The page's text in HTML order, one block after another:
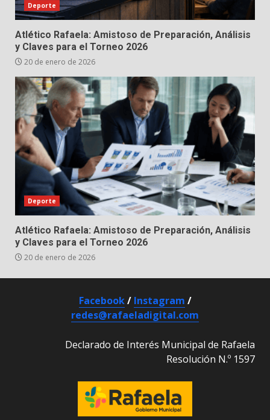
Deporte
Atlético Rafaela: Amistoso de Preparación, Análisis
y Claves para el Torneo 2026
20 de enero de 2026
Deporte
Atlético Rafaela: Amistoso de Preparación, Análisis
y Claves para el Torneo 2026
20 de enero de 2026
Facebook/ Instagram /
redes@rafaeladigital.com
Declarado de Interés Municipal de Rafaela
Resolución N.º 1597